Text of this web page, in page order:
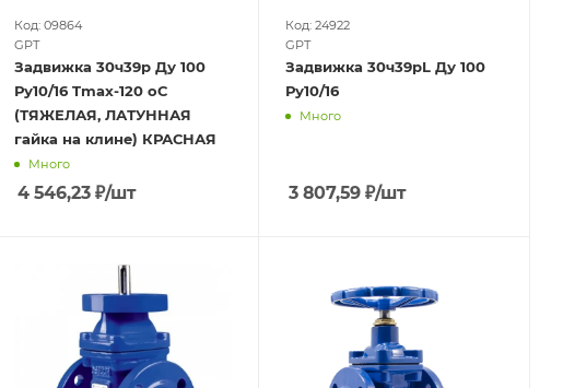
Код: 09864
GPT
Задвижка 30ч39р Ду 100
Ру10/16 Tmax-120 оС
(ТЯЖЕЛАЯ, ЛАТУННАЯ
гайка на клине) КРАСНАЯ
Много
4 546,23₽/шт
Код: 24922
GPT
Задвижка 30ч39рL Ду 100
Ру10/16
Много
3 807,59₽/шт